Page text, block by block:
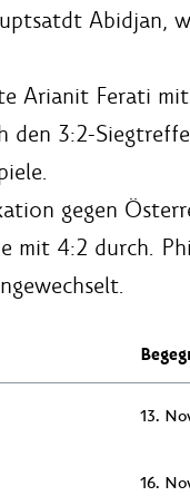
Abidjan,
Arianit Ferati
den 3:2-
gegen
mit 4:2 durch.
13.
16.